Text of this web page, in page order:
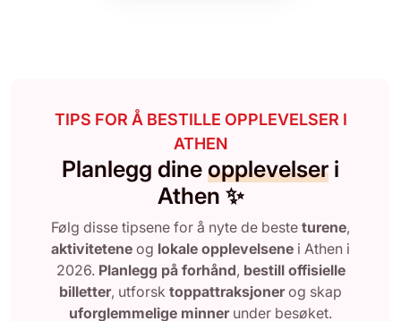
TIPS FOR Å BESTILLE OPPLEVELSER I
ATHEN
Planlegg dine opplevelser i
Athen ✨
Følg disse tipsene for å nyte de beste turene,
aktivitetene og lokale opplevelsene i Athen i
2026. Planlegg på forhånd, bestill offisielle
billetter, utforsk toppattraksjonerog skap
uforglemmelige minnerunder besøket.